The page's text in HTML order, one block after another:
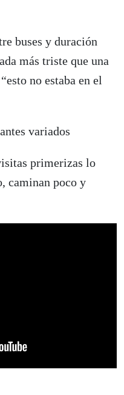
buses y duración
más triste que una
no estaba en el
variados
primerizas lo
caminan poco y